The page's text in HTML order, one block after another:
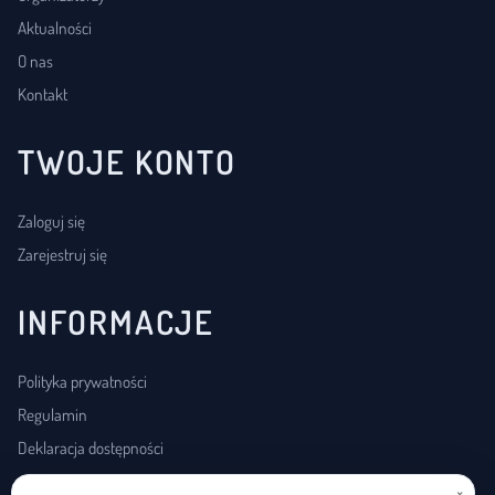
Aktualności
O nas
Kontakt
TWOJE KONTO
Zaloguj się
Zarejestruj się
INFORMACJE
Polityka prywatności
Regulamin
Deklaracja dostępności